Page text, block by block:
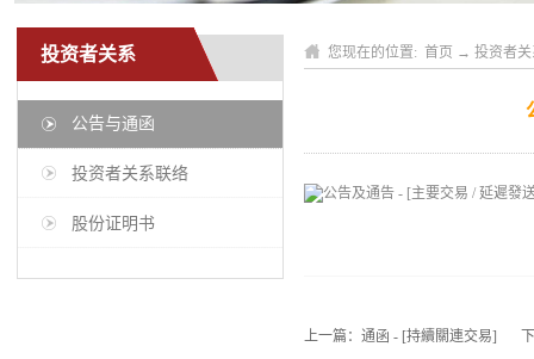
投资者关系
公告与通函
投资者关系联络
股份证明书
您现在的位置: 首页 → 投资者
上一篇： 通函 - [持續關連交易]